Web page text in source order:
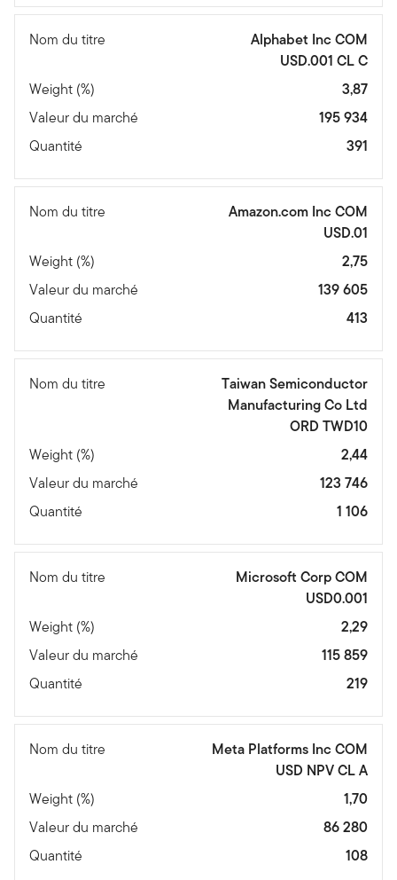
Nom du titre
Alphabet Inc COM
USD.001 CL C
Weight (%)
3,87
Valeur du marché
195 934
Quantité
391
Nom du titre
Amazon.com Inc COM
USD.01
Weight (%)
2,75
Valeur du marché
139 605
Quantité
413
Nom du titre
Taiwan Semiconductor
Manufacturing Co Ltd
ORD TWD10
Weight (%)
2,44
Valeur du marché
123 746
Quantité
1 106
Nom du titre
Microsoft Corp COM
USD0.001
Weight (%)
2,29
Valeur du marché
115 859
Quantité
219
Nom du titre
Meta Platforms Inc COM
USD NPV CL A
Weight (%)
1,70
Valeur du marché
86 280
Quantité
108